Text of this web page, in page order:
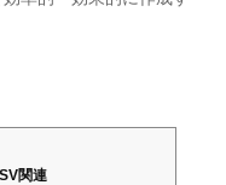
関連